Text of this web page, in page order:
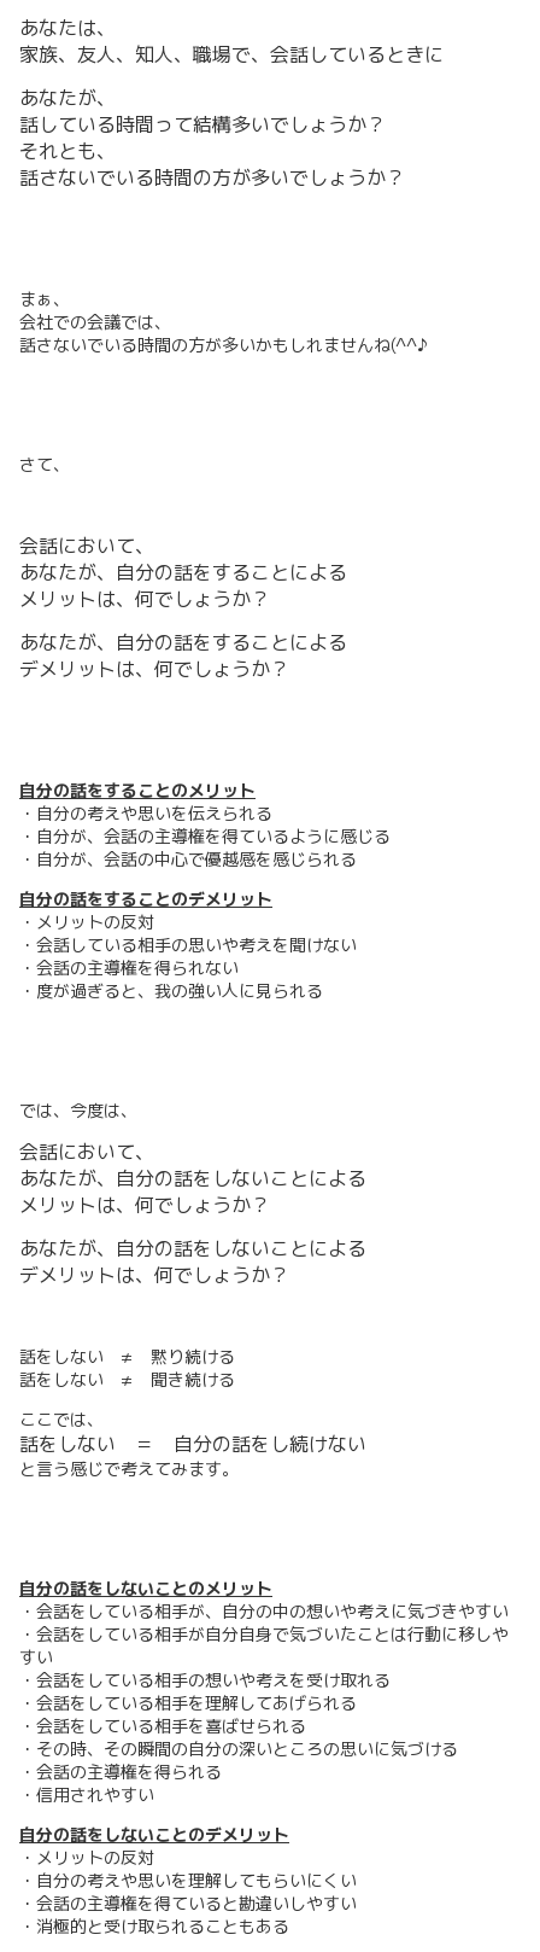
あなたは、
家族、友人、知人、職場で、会話しているときに
あなたが、
話している時間って結構多いでしょうか？
それとも、
話さないでいる時間の方が多いでしょうか？
まぁ、
会社での会議では、
話さないでいる時間の方が多いかもしれませんね(^^♪
さて、
会話において、
あなたが、自分の話をすることによる
メリットは、何でしょうか？
あなたが、自分の話をすることによる
デメリットは、何でしょうか？
自分の話をすることのメリット
・自分の考えや思いを伝えられる
・自分が、会話の主導権を得ているように感じる
・自分が、会話の中心で優越感を感じられる
自分の話をすることのデメリット
・メリットの反対
・会話している相手の思いや考えを聞けない
・会話の主導権を得られない
・度が過ぎると、我の強い人に見られる
では、今度は、
会話において、
あなたが、自分の話をしないことによる
メリットは、何でしょうか？
あなたが、自分の話をしないことによる
デメリットは、何でしょうか？
話をしない ≠ 黙り続ける
話をしない ≠ 聞き続ける
ここでは、
話をしない ＝ 自分の話をし続けない
と言う感じで考えてみます。
自分の話をしないことのメリット
・会話をしている相手が、自分の中の想いや考えに気づきやすい
・会話をしている相手が自分自身で気づいたことは行動に移しや
すい
・会話をしている相手の想いや考えを受け取れる
・会話をしている相手を理解してあげられる
・会話をしている相手を喜ばせられる
・その時、その瞬間の自分の深いところの思いに気づける
・会話の主導権を得られる
・信用されやすい
自分の話をしないことのデメリット
・メリットの反対
・自分の考えや思いを理解してもらいにくい
・会話の主導権を得ていると勘違いしやすい
・消極的と受け取られることもある